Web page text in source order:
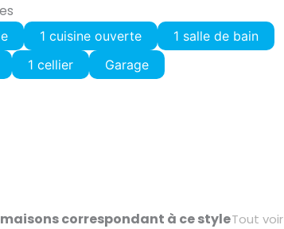
1 cuisine ouverte
1 salle de bain
1 cellier Garage
correspondant à ce styleTout voir